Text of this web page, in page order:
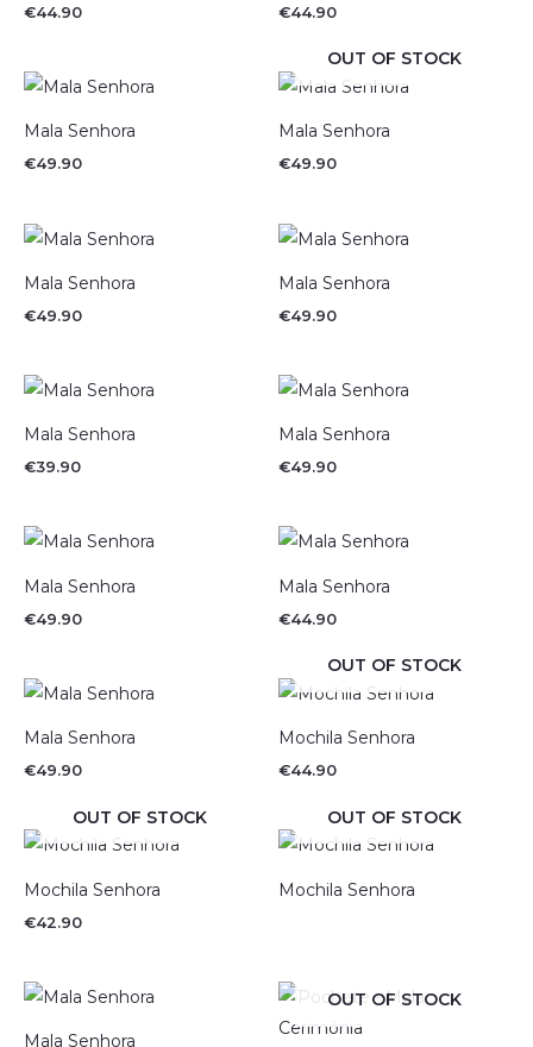
€44.90 €44.90
Mala Senhora
€49.90
OUT OF STOCK
Mala Senhora
€49.90
Mala Senhora
€49.90
Mala Senhora
€49.90
Mala Senhora
€39.90
Mala Senhora
€49.90
Mala Senhora
€49.90
Mala Senhora
€44.90
Mala Senhora
€49.90
OUT OF STOCK
Mochila Senhora
€44.90
OUT OF STOCK
Mochila Senhora
€42.90
OUT OF STOCK
Mochila Senhora
Mala Senhora
OUT OF STOCK